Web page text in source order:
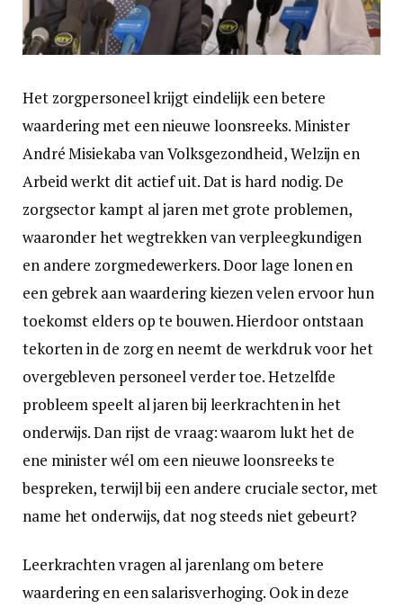
Het zorgpersoneel krijgt eindelijk een betere
waardering met een nieuwe loonsreeks. Minister
André Misiekaba van Volksgezondheid, Welzijn en
Arbeid werkt dit actief uit. Dat is hard nodig. De
zorgsector kampt al jaren met grote problemen,
waaronder het wegtrekken van verpleegkundigen
en andere zorgmedewerkers. Door lage lonen en
een gebrek aan waardering kiezen velen ervoor hun
toekomst elders op te bouwen. Hierdoor ontstaan
tekorten in de zorg en neemt de werkdruk voor het
overgebleven personeel verder toe. Hetzelfde
probleem speelt al jaren bij leerkrachten in het
onderwijs. Dan rijst de vraag: waarom lukt het de
ene minister wél om een nieuwe loonsreeks te
bespreken, terwijl bij een andere cruciale sector, met
name het onderwijs, dat nog steeds niet gebeurt?
Leerkrachten vragen al jarenlang om betere
waardering en een salarisverhoging. Ook in deze